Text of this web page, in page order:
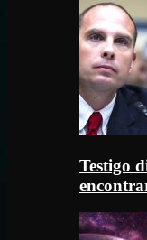
Testigo